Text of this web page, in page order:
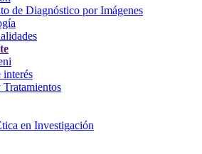
de Diagnóstico por Imágenes
en Investigación